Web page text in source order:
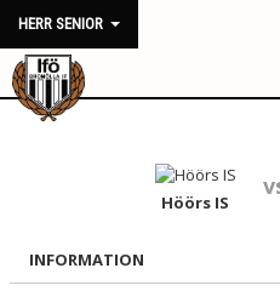
HERR SENIOR
HERR SENIOR
MATCHER
Höörs IS
INFORMATION